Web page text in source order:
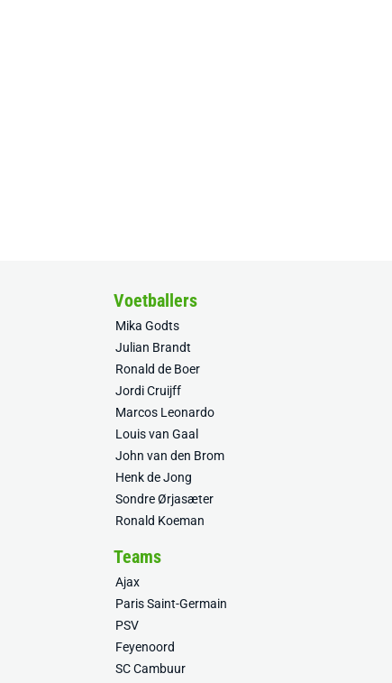
Voetballers
Mika Godts
Julian Brandt
Ronald de Boer
Jordi Cruijff
Marcos Leonardo
Louis van Gaal
John van den Brom
Henk de Jong
Sondre Ørjasæter
Ronald Koeman
Teams
Ajax
Paris Saint-Germain
PSV
Feyenoord
SC Cambuur